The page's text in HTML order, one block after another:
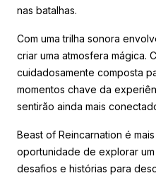
nas batalhas.
Com uma trilha sonora
criar uma atmosfera mágica.
cuidadosamente composta
momentos chave da
sentirão ainda mais
Beast of Reincarnation é
oportunidade de explorar
desafios e histórias para